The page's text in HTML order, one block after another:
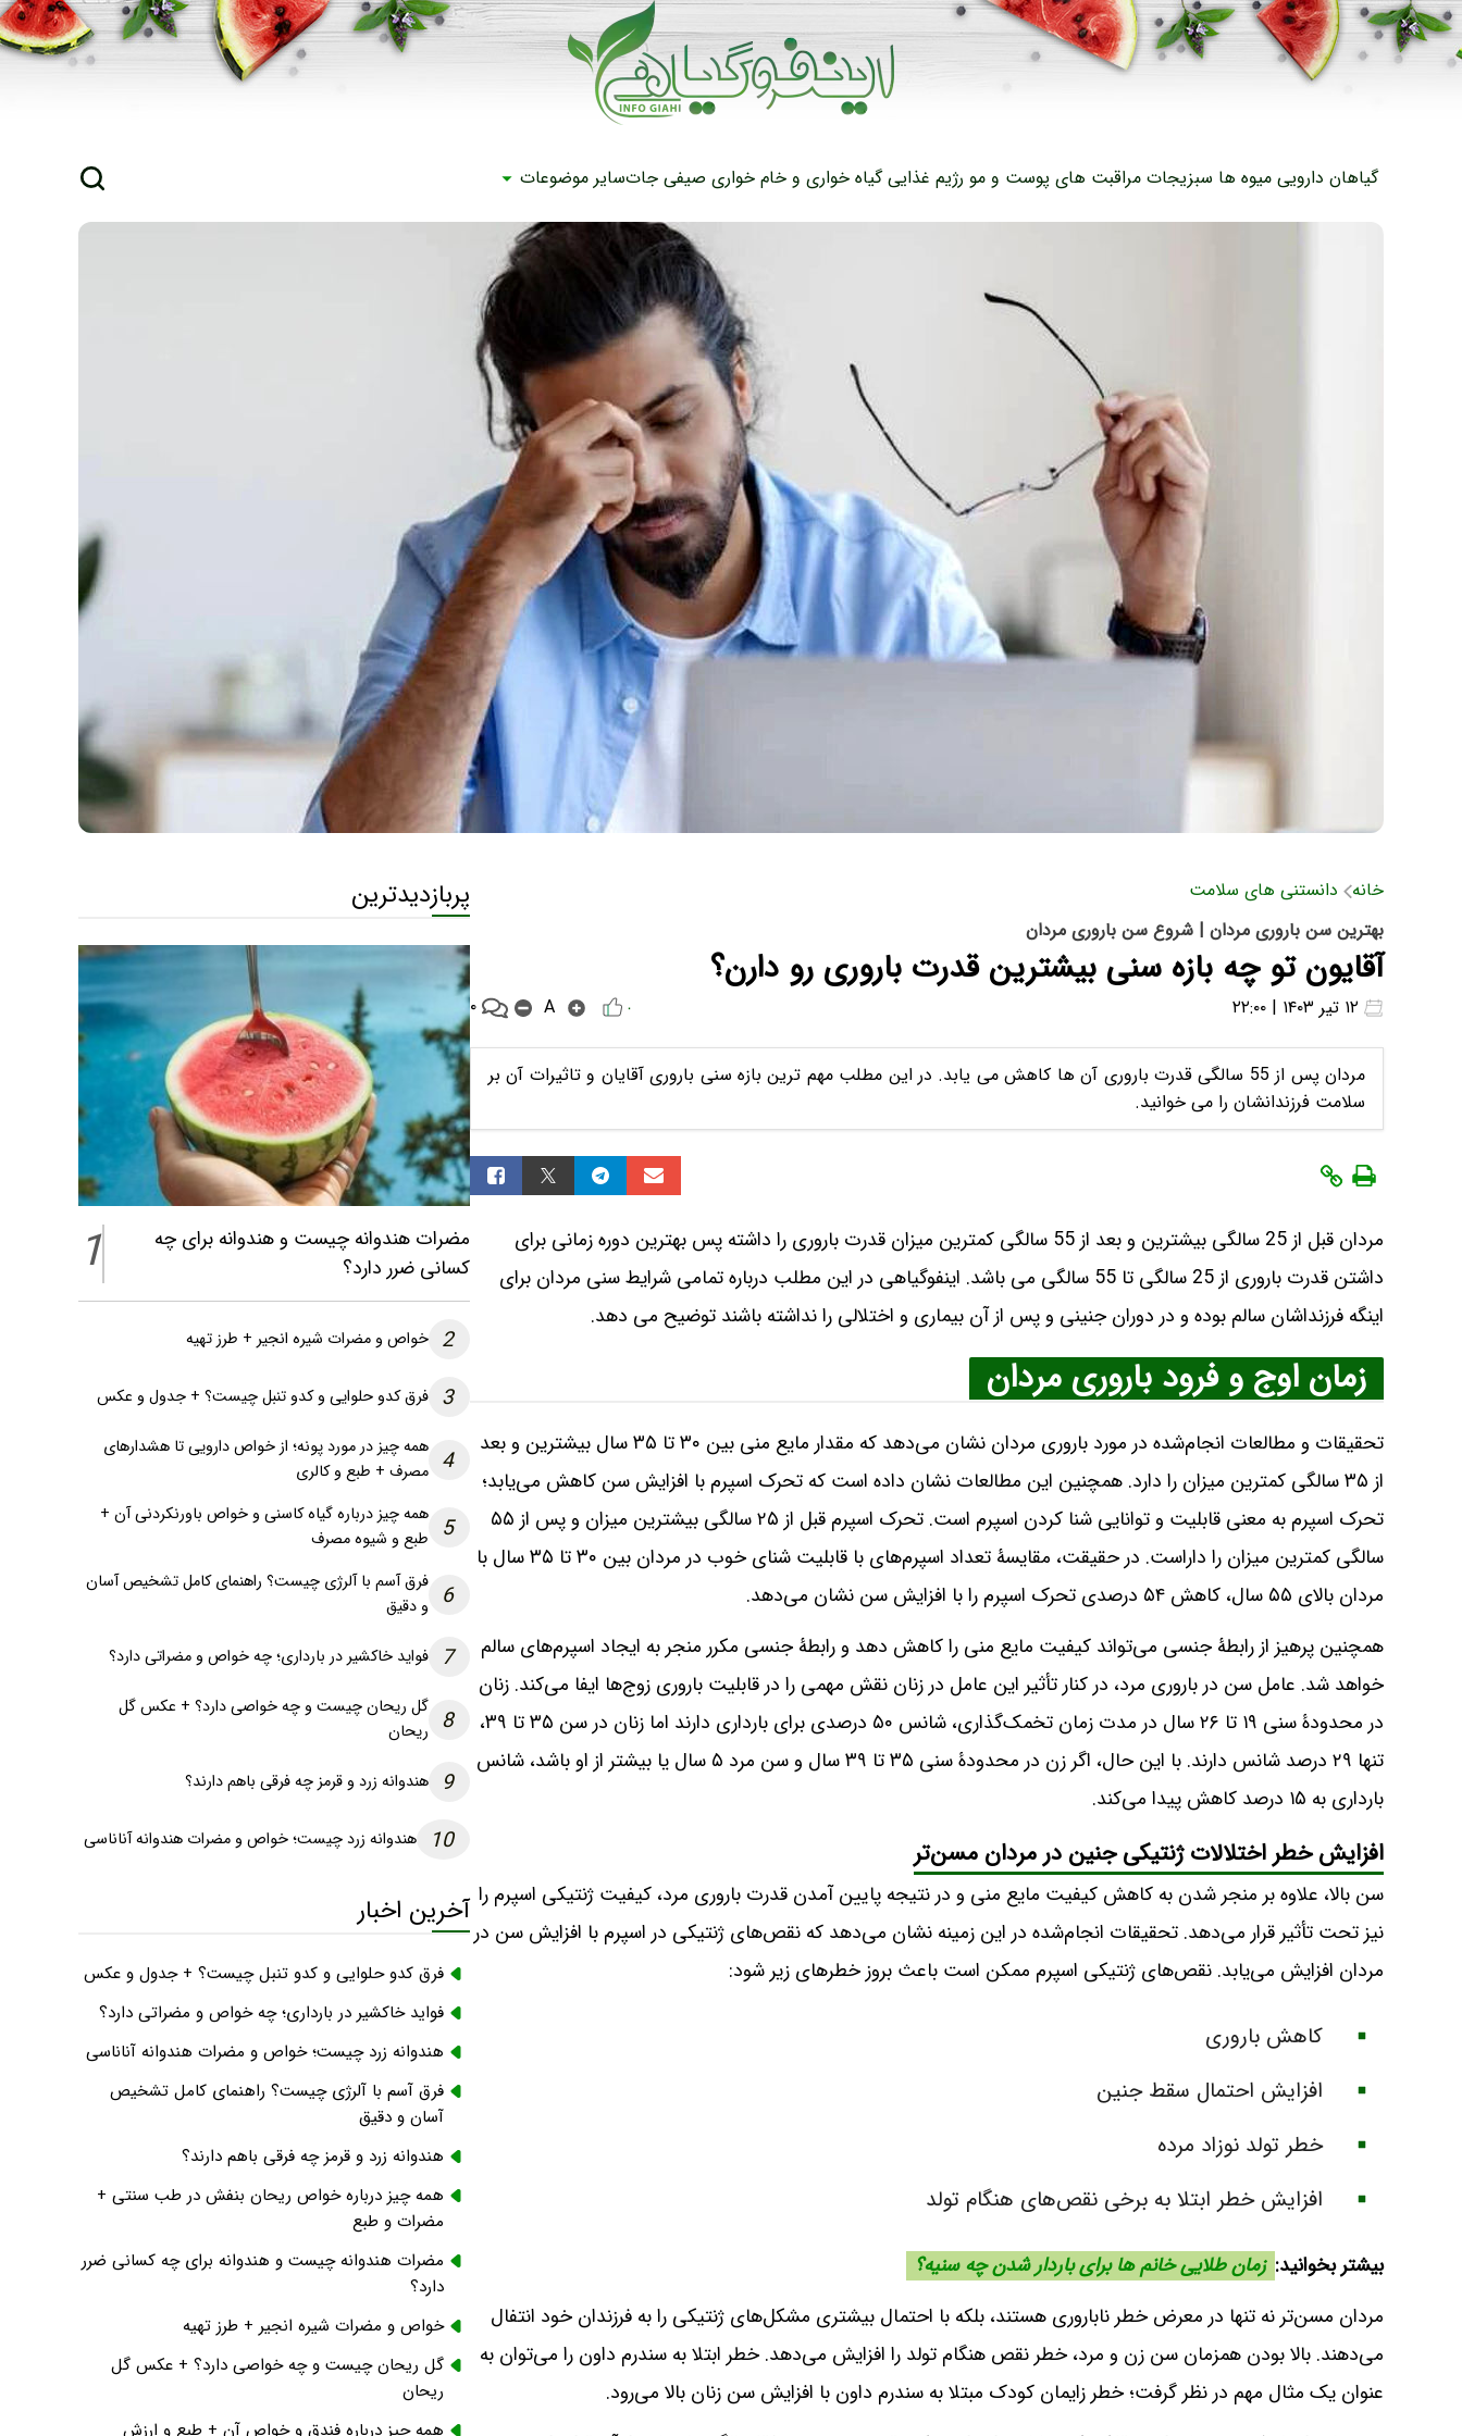
گیاهان دارویی میوه ها سبزیجات مراقبت های پوست و مو رژیم غذاییگیاه خواری و خام خواری صیفی جاتسایر موضوعات
خانه دانستنی های سلامت
بهترین سن باروری مردان | شروع سن باروری مردان
آقایون تو چه بازه سنی بیشترین قدرت باروری رو دارن؟
۰ A ۰
مردان پس از 55 سالگی قدرت باروری آن ها کاهش می یابد. در این مطلب مهم ترین بازه سنی باروری آقایان و تاثیرات آن بر
سلامت فرزندانشان را می خوانید.
مردان قبل از 25 سالگی بیشترین و بعد از 55 سالگی کمترین میزان قدرت باروری را داشته پس بهترین دوره زمانی برای
داشتن قدرت باروری از 25 سالگی تا 55 سالگی می باشد. اینفوگیاهی در این مطلب درباره تمامی شرایط سنی مردان برای
اینگه فرزنداشان سالم بوده و در دوران جنینی و پس از آن بیماری و اختلالی را نداشته باشند توضیح می دهد.
زمان اوج و فرود باروری مردان
تحقیقات و مطالعات انجام‌شده در مورد باروری مردان نشان می‌دهد که مقدار مایع منی بین ۳۰ تا ۳۵ سال بیشترین و بعد
از ۳۵ سالگی کمترین میزان را دارد. همچنین این مطالعات نشان داده است که تحرک اسپرم با افزایش سن کاهش می‌یابد؛
تحرک اسپرم به معنی قابلیت و توانایی شنا کردن اسپرم است. تحرک اسپرم قبل از ۲۵ سالگی بیشترین میزان و پس از ۵۵
سالگی کمترین میزان را داراست. در حقیقت، مقایسۀ تعداد اسپرم‌های با قابلیت شنای خوب در مردان بین ۳۰ تا ۳۵ سال با
مردان بالای ۵۵ سال، کاهش ۵۴ درصدی تحرک اسپرم را با افزایش سن نشان می‌دهد.
همچنین پرهیز از رابطۀ جنسی می‌تواند کیفیت مایع منی را کاهش دهد و رابطۀ جنسی مکرر منجر به ایجاد اسپرم‌های سالم
خواهد شد. عامل سن در باروری مرد، در کنار تأثیر این عامل در زنان نقش مهمی را در قابلیت باروری زوج‌ها ایفا می‌کند. زنان
در محدودۀ سنی ۱۹ تا ۲۶ سال در مدت زمان تخمک‌گذاری، شانس ۵۰ درصدی برای بارداری دارند اما زنان در سن ۳۵ تا ۳۹،
تنها ۲۹ درصد شانس دارند. با این حال، اگر زن در محدودۀ سنی ۳۵ تا ۳۹ سال و سن مرد ۵ سال یا بیشتر از او باشد، شانس
بارداری به ۱۵ درصد کاهش پیدا می‌کند.
افزایش خطر اختلالات ژنتیکی جنین در مردان مسن‌تر
سن بالا، علاوه بر منجر شدن به کاهش کیفیت مایع منی و در نتیجه پایین آمدن قدرت باروری مرد، کیفیت ژنتیکی اسپرم را
نیز تحت تأثیر قرار می‌دهد. تحقیقات انجام‌شده در این زمینه نشان می‌دهد که نقص‌های ژنتیکی در اسپرم با افزایش سن در
مردان افزایش می‌یابد. نقص‌های ژنتیکی اسپرم ممکن است باعث بروز خطرهای زیر شود:
کاهش باروری
افزایش احتمال سقط جنین
خطر تولد نوزاد مرده
افزایش خطر ابتلا به برخی نقص‌‌های هنگام تولد
بیشتر بخوانید: زمان طلایی خانم ها برای باردار شدن چه سنیه؟
مردان مسن‌تر نه تنها در معرض خطر ناباروری هستند، بلکه با احتمال بیشتری مشکل‌های ژنتیکی را به فرزندان خود انتفال
می‌‌دهند. بالا بودن همزمان سن زن و مرد، خطر نقص هنگام تولد را افزایش می‌دهد. خطر ابتلا به سندرم داون را می‌توان به
عنوان یک مثال مهم در نظر گرفت؛ خطر زایمان کودک مبتلا به سندرم داون با افزایش سن زنان بالا می‌رود.
پربازدیدترین
مضرات هندوانه چیست و هندوانه برای چه
کسانی ضرر دارد؟
1
2 خواص و مضرات شیره انجیر + طرز تهیه
3 فرق کدو حلوایی و کدو تنبل چیست؟ + جدول و عکس
4 همه چیز در مورد پونه؛ از خواص دارویی تا هشدارهای
مصرف + طبع و کالری
5
همه چیز درباره گیاه کاسنی و خواص باورنکردنی آن +
طبع و شیوه مصرف
6
فرق آسم با آلرژی چیست؟ راهنمای کامل تشخیص آسان
و دقیق
7 فواید خاکشیر در بارداری؛ چه خواص و مضراتی دارد؟
8 گل ریحان چیست و چه خواصی دارد؟ + عکس گل
ریحان
9 هندوانه زرد و قرمز چه فرقی باهم دارند؟
10 هندوانه زرد چیست؛ خواص و مضرات هندوانه آناناسی
آخرین اخبار
فرق کدو حلوایی و کدو تنبل چیست؟ + جدول و عکس
فواید خاکشیر در بارداری؛ چه خواص و مضراتی دارد؟
هندوانه زرد چیست؛ خواص و مضرات هندوانه آناناسی
فرق آسم با آلرژی چیست؟ راهنمای کامل تشخیص
آسان و دقیق
هندوانه زرد و قرمز چه فرقی باهم دارند؟
همه چیز درباره خواص ریحان بنفش در طب سنتی +
مضرات و طبع
مضرات هندوانه چیست و هندوانه برای چه کسانی ضرر
دارد؟
خواص و مضرات شیره انجیر + طرز تهیه
گل ریحان چیست و چه خواصی دارد؟ + عکس گل
ریحان
همه چیز درباره فندق و خواص آن + طبع و ارزش